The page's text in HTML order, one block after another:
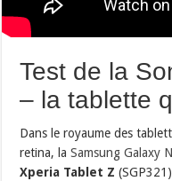
Test de la
– la tablette
Dans le royaume des
retina, laSamsung Galaxy
Xperia Tablet Z